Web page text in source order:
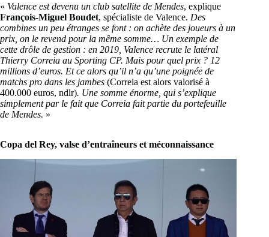
« Valence est devenu un club satellite de Mendes, explique
François-Miguel Boudet, spécialiste de Valence. Des
combines un peu étranges se font : on achète des joueurs à un
prix, on le revend pour la même somme… Un exemple de
cette drôle de gestion : en 2019, Valence recrute le latéral
Thierry Correia au Sporting CP. Mais pour quel prix ? 12
millions d’euros. Et ce alors qu’il n’a qu’une poignée de
matchs pro dans les jambes (Correia est alors valorisé à
400.000 euros, ndlr). Une somme énorme, qui s’explique
simplement par le fait que Correia fait partie du portefeuille
de Mendes. »
Copa del Rey, valse d’entraîneurs et méconnaissance